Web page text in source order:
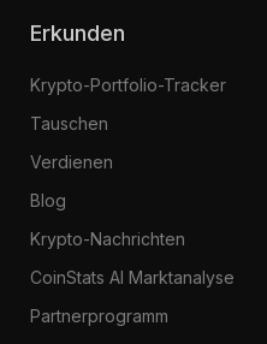
Erkunden
Krypto-Portfolio-Tracker
Tauschen
Verdienen
Blog
Krypto-Nachrichten
CoinStats AI Marktanalyse
Partnerprogramm